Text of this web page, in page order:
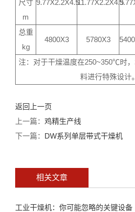
尺寸
m
9.77X2.2X4.511.77X2.2X4.5
总重
kg
4800X3 5780X3
注：对于干燥温度在250~350℃时
料进行特殊设计。
返回上一页
上一篇：鸡精生产线
下一篇： DW系列单层带式干燥机
相关文章
工业干燥机：你可能忽略的关键设备